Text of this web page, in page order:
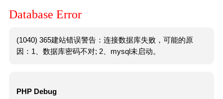
Database Error
(1040) 365建站错误警告：连接数据库失败，可能的原
因：1、数据库密码不对; 2、mysql未启动。
PHP Debug